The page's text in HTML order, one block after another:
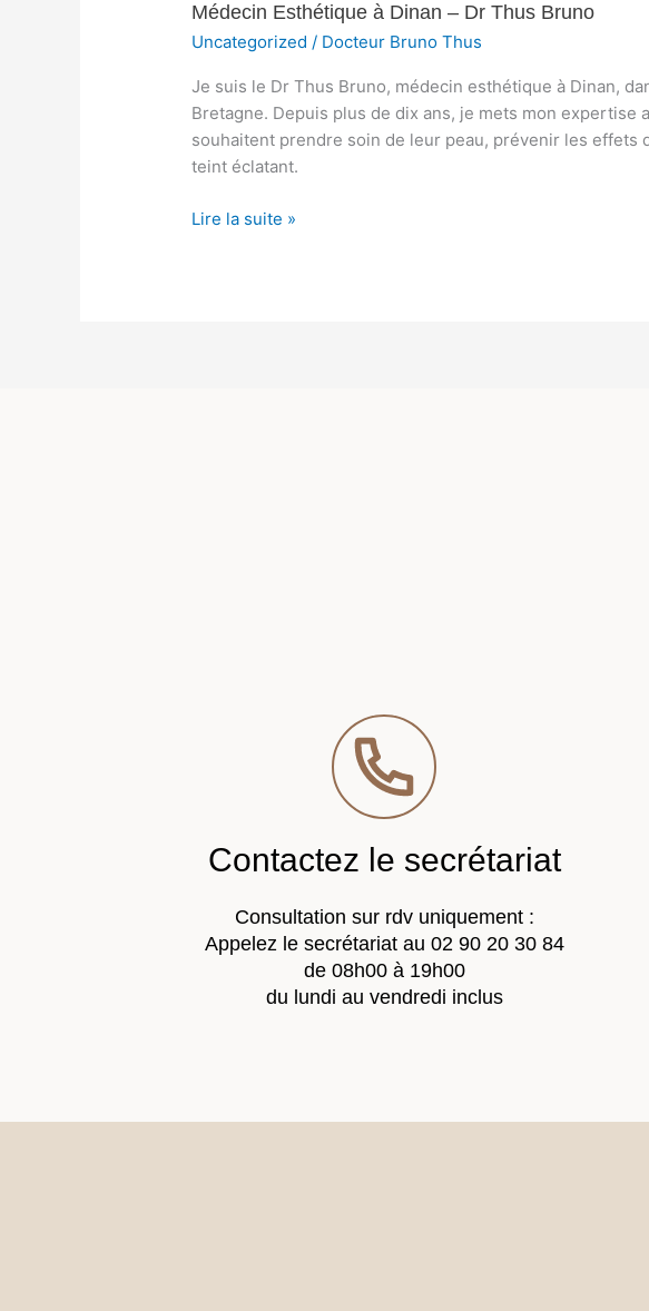
Médecin Esthétique à Dinan – Dr Thus Bruno
Uncategorized / Docteur Bruno Thus
Je suis le Dr Thus Bruno, médecin esthétique à Dinan,
Bretagne. Depuis plus de dix ans, je mets mon expertise
souhaitent prendre soin de leur peau, prévenir les effets
teint éclatant.
à
Dinan
Dr
Thus
Bruno
Lire la suite »
Contactez le secrétariat
Consultation sur rdv uniquement :
Appelez le secrétariat au 02 90 20 30 84
de 08h00 à 19h00
du lundi au vendredi inclus